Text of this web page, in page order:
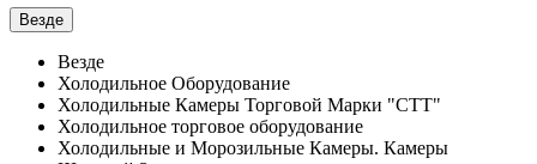
Везде
Везде
Холодильное Оборудование
Холодильные Камеры Торговой Марки "СТТ"
Холодильное торговое оборудование
Холодильные и Морозильные Камеры. Камеры